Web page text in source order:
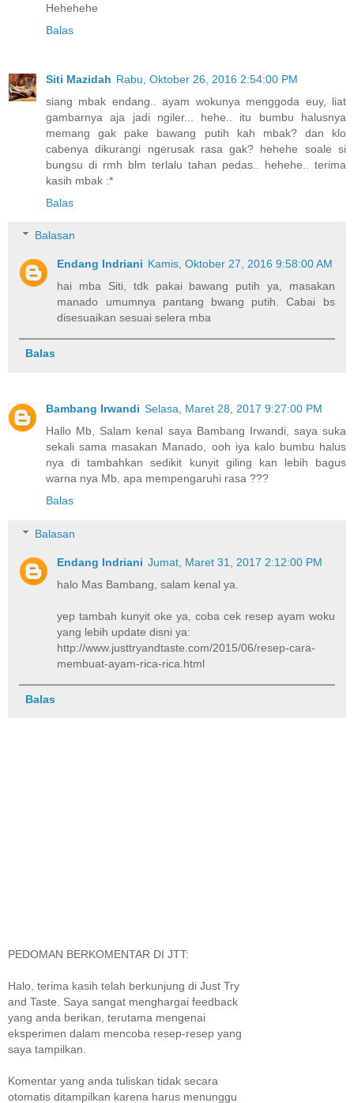
Hehehehe
Balas
Siti Mazidah Rabu, Oktober 26, 2016 2:54:00 PM
siang mbak endang.. ayam wokunya menggoda euy, liat
gambarnya aja jadi ngiler... hehe.. itu bumbu halusnya
memang gak pake bawang putih kah mbak? dan klo
cabenya dikurangi ngerusak rasa gak? hehehe soale si
bungsu di rmh blm terlalu tahan pedas.. hehehe.. terima
kasih mbak :*
Balas
Balasan
Endang Indriani Kamis, Oktober 27, 2016 9:58:00 AM
hai mba Siti, tdk pakai bawang putih ya, masakan
manado umumnya pantang bwang putih. Cabai bs
disesuaikan sesuai selera mba
Balas
Bambang Irwandi Selasa, Maret 28, 2017 9:27:00 PM
Hallo Mb, Salam kenal saya Bambang Irwandi, saya suka
sekali sama masakan Manado, ooh iya kalo bumbu halus
nya di tambahkan sedikit kunyit giling kan lebih bagus
warna nya Mb, apa mempengaruhi rasa ???
Balas
Balasan
Endang Indriani Jumat, Maret 31, 2017 2:12:00 PM
halo Mas Bambang, salam kenal ya.
yep tambah kunyit oke ya, coba cek resep ayam woku
yang lebih update disni ya:
http://www.justtryandtaste.com/2015/06/resep-cara-
membuat-ayam-rica-rica.html
Balas
PEDOMAN BERKOMENTAR DI JTT:
Halo, terima kasih telah berkunjung di Just Try
and Taste. Saya sangat menghargai feedback
yang anda berikan, terutama mengenai
eksperimen dalam mencoba resep-resep yang
saya tampilkan.
Komentar yang anda tuliskan tidak secara
otomatis ditampilkan karena harus menunggu